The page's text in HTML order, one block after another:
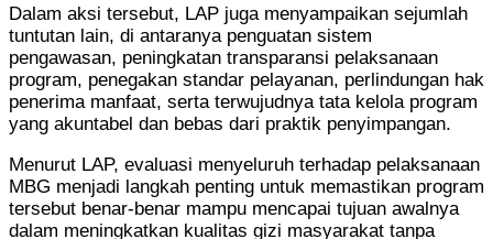
Dalam aksi tersebut, LAP juga menyampaikan sejumlah
tuntutan lain, di antaranya penguatan sistem
pengawasan, peningkatan transparansi pelaksanaan
program, penegakan standar pelayanan, perlindungan hak
penerima manfaat, serta terwujudnya tata kelola program
yang akuntabel dan bebas dari praktik penyimpangan.
Menurut LAP, evaluasi menyeluruh terhadap pelaksanaan
MBG menjadi langkah penting untuk memastikan program
tersebut benar-benar mampu mencapai tujuan awalnya
dalam meningkatkan kualitas gizi masyarakat tanpa